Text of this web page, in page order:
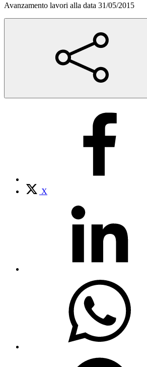
Avanzamento lavori alla data 31/05/2015
X